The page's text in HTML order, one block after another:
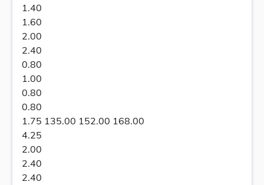
1.40
1.60
2.00
2.40
0.80
1.00
0.80
0.80
1.75 135.00 152.00 168.00
4.25
2.00
2.40
2.40